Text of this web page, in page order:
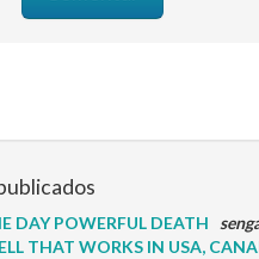
DAY POWERFUL DEATH
THAT WORKS IN USA,